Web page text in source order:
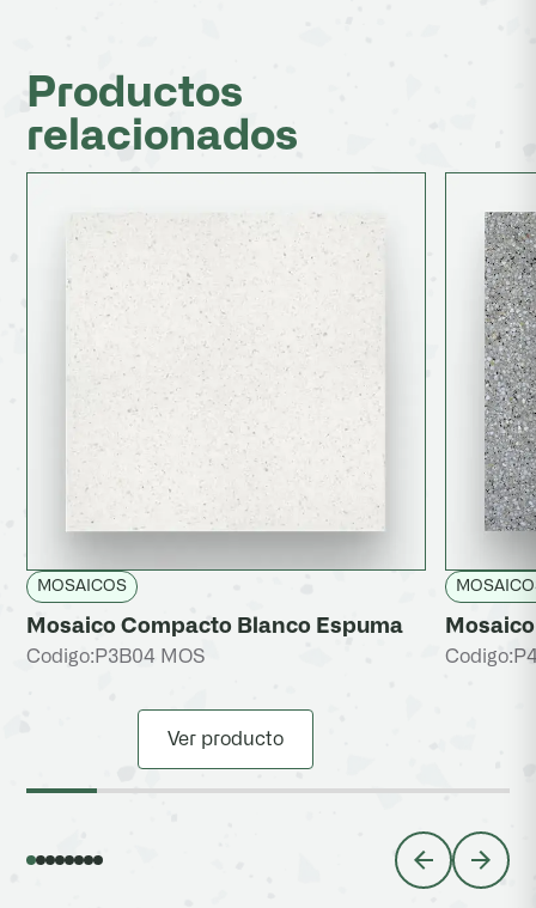
Productos
relacionados
MOSAICOS
Mosaico Compacto Blanco Espuma
Codigo: P3B04 MOS
Ver producto
Codigo: